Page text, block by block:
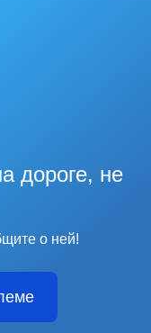
дороге, не
о ней!